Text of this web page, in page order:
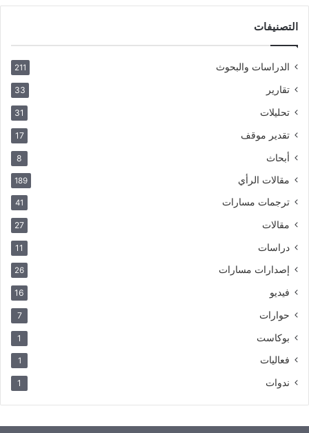
التصنيفات
الدراسات والبحوث 211
تقارير 33
تحليلات 31
تقدير موقف 17
أبحاث 8
مقالات الرأي 189
ترجمات مسارات 41
مقالات 27
دراسات 11
إصدارات مسارات 26
فيديو 16
حوارات 7
بوكاست 1
فعاليات 1
ندوات 1